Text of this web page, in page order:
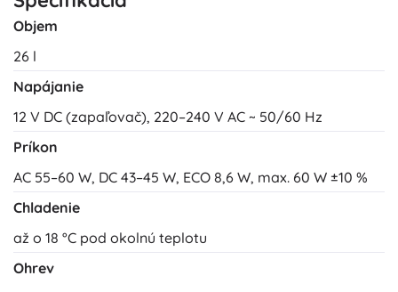
Objem
26 l
Napájanie
12 V DC (zapaľovač), 220–240 V AC ~ 50/60 Hz
Príkon
AC 55–60 W, DC 43–45 W, ECO 8,6 W, max. 60 W ±10 %
Chladenie
až o 18 °C pod okolnú teplotu
Ohrev